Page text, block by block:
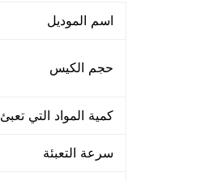
اسم الموديل
حجم الكيس
كمية المواد التي تعبئ
سرعة التعبئة